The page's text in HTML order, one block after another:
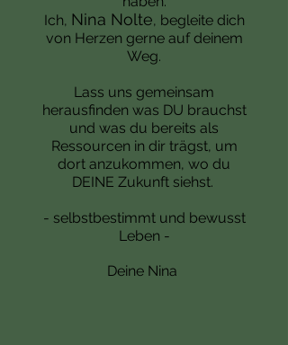
Ich, Nina Nolte, begleite dich
von Herzen gerne auf deinem
Weg.
Lass uns gemeinsam
herausfinden was DU brauchst
und was du bereits als
Ressourcen in dir trägst, um
dort anzukommen, wo du
DEINE Zukunft siehst.
- selbstbestimmt und bewusst
Leben -
Deine Nina